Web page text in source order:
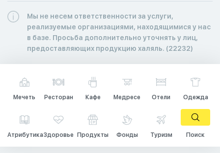
Мы не несем ответственности за услуги,
реализуемые организациями, находящимися у нас
в базе. Просьба дополнительно уточнять у лиц,
предоставляющих продукцию халяль. (22232)
Мечеть Ресторан Кафе Медресе Отели Одежда
АтрибутикаЗдоровье Продукты Фонды Туризм Поиск